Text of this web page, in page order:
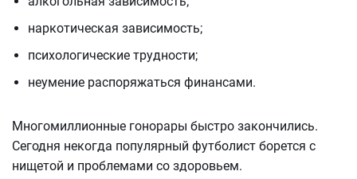
наркотическая зависимость;
психологические трудности;
неумение распоряжаться финансами.
Многомиллионные гонорары быстро закончились.
Сегодня некогда популярный футболист борется с
нищетой и проблемами со здоровьем.